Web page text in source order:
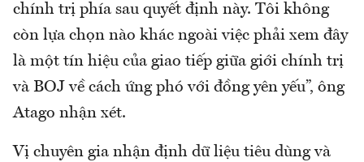
chính trị phía sau quyết định này. Tôi không
còn lựa chọn nào khác ngoài việc phải xem đây
là một tín hiệu của giao tiếp giữa giới chính trị
và BOJ về cách ứng phó với đồng yên yếu”, ông
Atago nhận xét.
Vị chuyên gia nhận định dữ liệu tiêu dùng và